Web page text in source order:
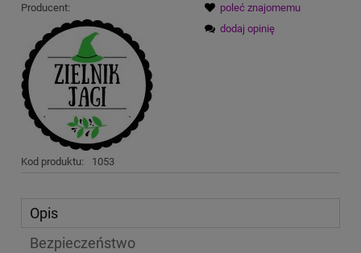
Producent:
Kod produktu: 1053
poleć znajomemu
dodaj opinię
Opis
Bezpieczeństwo